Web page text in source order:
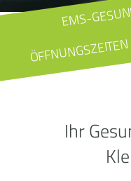
EMS-
ÖFFNUNGSZEITEN
Ihr